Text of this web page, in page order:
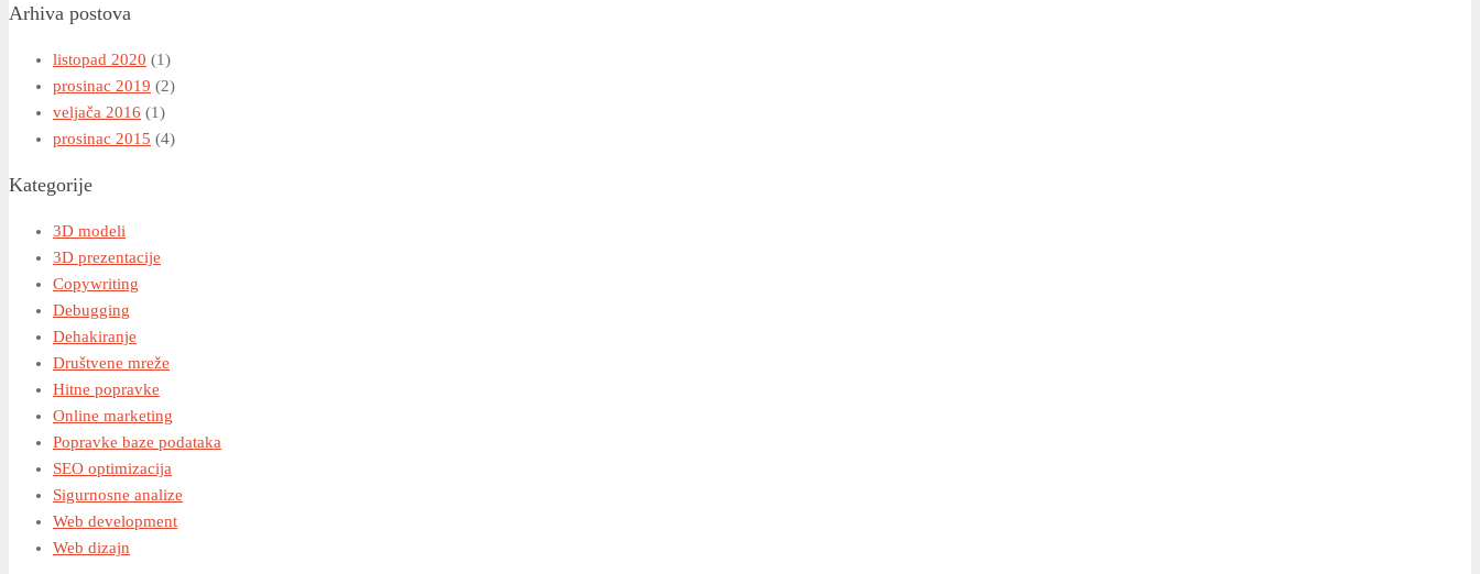
Arhiva postova
listopad 2020 (1)
prosinac 2019 (2)
veljača 2016 (1)
prosinac 2015 (4)
Kategorije
3D modeli
3D prezentacije
Copywriting
Debugging
Dehakiranje
Društvene mreže
Hitne popravke
Online marketing
Popravke baze podataka
SEO optimizacija
Sigurnosne analize
Web development
Web dizajn